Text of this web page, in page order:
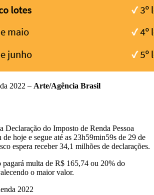
2022 – Arte/Agência Brasil
Declaração do Imposto de Renda Pessoa
de hoje e segue até as 23h59min59s de 29 de
espera receber 34,1 milhões de declarações.
pagará multa de R$ 165,74 ou 20% do
o maior valor.